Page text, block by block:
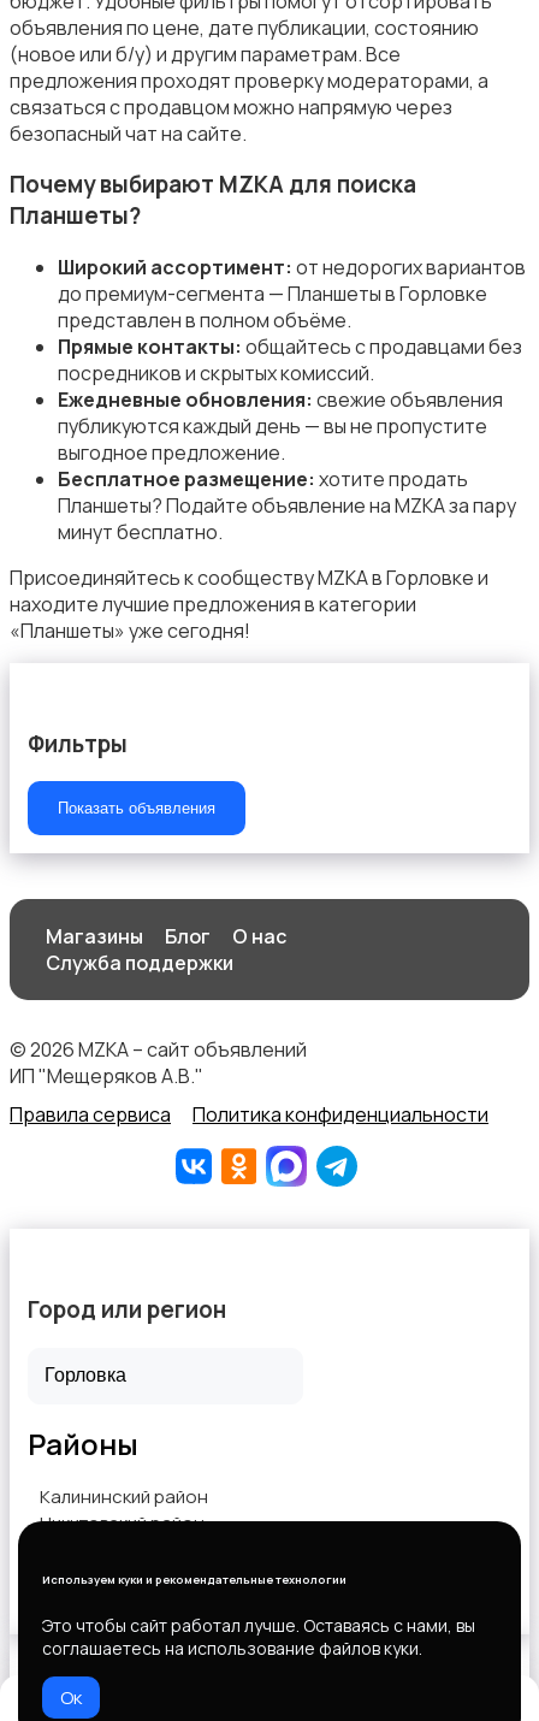
объявления по цене, дате публикации, состоянию
(новое или б/у) и другим параметрам. Все
предложения проходят проверку модераторами, а
связаться с продавцом можно напрямую через
безопасный чат на сайте.
Почему выбирают MZKA для поиска
Планшеты?
Широкий ассортимент: от недорогих вариантов
до премиум-сегмента — Планшеты в Горловке
представлен в полном объёме.
Прямые контакты: общайтесь с продавцами без
посредников и скрытых комиссий.
Ежедневные обновления: свежие объявления
публикуются каждый день — вы не пропустите
выгодное предложение.
Бесплатное размещение: хотите продать
Планшеты? Подайте объявление на MZKA за пару
минут бесплатно.
Присоединяйтесь к сообществу MZKA в Горловке и
находите лучшие предложения в категории
«Планшеты» уже сегодня!
Фильтры
Показать объявления
Магазины Блог
О нас
Служба поддержки
© 2026 MZKA – сайт объявлений
ИП "Мещеряков А.В."
Правила сервиса
Политика конфиденциальности
Используем куки и рекомендательные технологии
Это чтобы сайт работал лучше. Оставаясь с нами, вы
соглашаетесь на использование файлов куки.
Ок
Город или регион
Районы
Калининский район
Никитовский район
Показать объявления
Выберите способ оплаты